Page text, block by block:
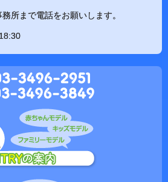
所まで電話をお願いします。